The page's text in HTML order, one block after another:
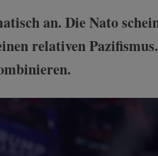
an. Die Nato
relativen Pazifismus.